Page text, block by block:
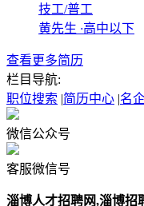
技工/普工
黄先生 ·高中以下
查看更多简历
栏目导航:
职位搜索 |简历中心 |名
微信公众号
客服微信号
淄博‌人才招聘网,淄博招